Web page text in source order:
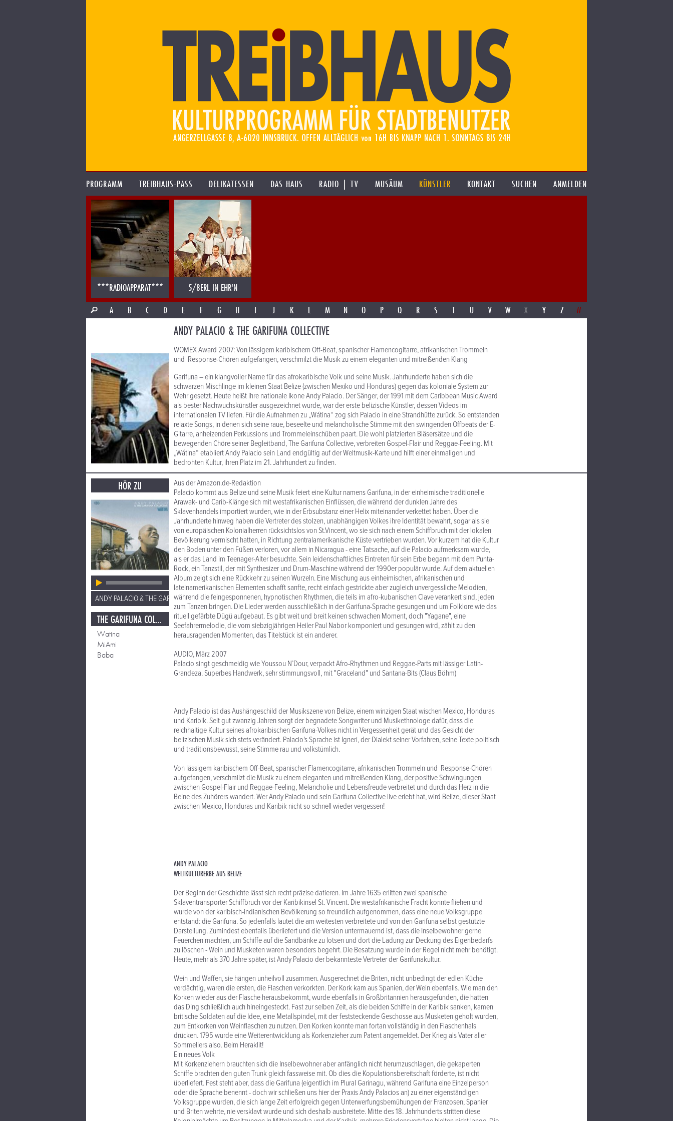
PROGRAMM TREIBHAUS-PASS DELIKATESSEN DAS HAUS RADIO | TV MUSÄUM KÜNSTLER KONTAKT SUCHEN ANMELDEN
***RADIOAPPARAT***
5/8ERL IN EHR'N
A
B C D E F G H I J K L M N O P Q R S T U V W X Y Z #
ANDY PALACIO & THE GARIFUNA COLLECTIVE
WOMEX Award 2007: Von lässigem karibischem Off-Beat, spanischer Flamencogitarre, afrikanischen Trommeln
und Response-Chören aufgefangen, verschmilzt die Musik zu einem eleganten und mitreißenden Klang
Garifuna – ein klangvoller Name für das afrokaribische Volk und seine Musik. Jahrhunderte haben sich die
schwarzen Mischlinge im kleinen Staat Belize (zwischen Mexiko und Honduras) gegen das koloniale System zur
Wehr gesetzt. Heute heißt ihre nationale Ikone Andy Palacio. Der Sänger, der 1991 mit dem Caribbean Music Award
als bester Nachwuchskünstler ausgezeichnet wurde, war der erste belizische Künstler, dessen Videos im
internationalen TV liefen. Für die Aufnahmen zu „Wátina“ zog sich Palacio in eine Strandhütte zurück. So entstanden
relaxte Songs, in denen sich seine raue, beseelte und melancholische Stimme mit den swingenden Offbeats der E-
Gitarre, anheizenden Perkussions und Trommeleinschüben paart. Die wohl platzierten Bläsersätze und die
bewegenden Chöre seiner Begleitband, The Garifuna Collective, verbreiten Gospel-Flair und Reggae-Feeling. Mit
„Wátina“ etabliert Andy Palacio sein Land endgültig auf der Weltmusik-Karte und hilft einer einmaligen und
bedrohten Kultur, ihren Platz im 21. Jahrhundert zu finden.
HÖR ZU
ANDY PALACIO & THE GARIFUNA COLLECTIVE
THE GARIFUNA COLLECTIVE
Watina
MiAmi
Baba
Aus der Amazon.de-Redaktion
Palacio kommt aus Belize und seine Musik feiert eine Kultur namens Garifuna, in der einheimische traditionelle
Arawak- und Carib-Klänge sich mit westafrikanischen Einflüssen, die während der dunklen Jahre des
Sklavenhandels importiert wurden, wie in der Erbsubstanz einer Helix miteinander verkettet haben. Über die
Jahrhunderte hinweg haben die Vertreter des stolzen, unabhängigen Volkes ihre Identität bewahrt, sogar als sie
von europäischen Kolonialherren rücksichtslos von St.Vincent, wo sie sich nach einem Schiffbruch mit der lokalen
Bevölkerung vermischt hatten, in Richtung zentralamerikanische Küste vertrieben wurden. Vor kurzem hat die Kultur
den Boden unter den Füßen verloren, vor allem in Nicaragua - eine Tatsache, auf die Palacio aufmerksam wurde,
als er das Land im Teenager-Alter besuchte. Sein leidenschaftliches Eintreten für sein Erbe begann mit dem Punta-
Rock, ein Tanzstil, der mit Synthesizer und Drum-Maschine während der 1990er populär wurde. Auf dem aktuellen
Album zeigt sich eine Rückkehr zu seinen Wurzeln. Eine Mischung aus einheimischen, afrikanischen und
lateinamerikanischen Elementen schafft sanfte, recht einfach gestrickte aber zugleich unvergessliche Melodien,
während die feingesponnenen, hypnotischen Rhythmen, die teils im afro-kubanischen Clave verankert sind, jeden
zum Tanzen bringen. Die Lieder werden ausschließlich in der Garifuna-Sprache gesungen und um Folklore wie das
rituell gefärbte Dügü aufgebaut. Es gibt weit und breit keinen schwachen Moment, doch "Yagane", eine
Seefahrermelodie, die vom siebzigjährigen Heiler Paul Nabor komponiert und gesungen wird, zählt zu den
herausragenden Momenten, das Titelstück ist ein anderer.
AUDIO, März 2007
Palacio singt geschmeidig wie Youssou N’Dour, verpackt Afro-Rhythmen und Reggae-Parts mit lässiger Latin-
Grandeza. Superbes Handwerk, sehr stimmungsvoll, mit "Graceland" und Santana-Bits (Claus Böhm)
Andy Palacio ist das Aushängeschild der Musikszene von Belize, einem winzigen Staat wischen Mexico, Honduras
und Karibik. Seit gut zwanzig Jahren sorgt der begnadete Songwriter und Musikethnologe dafür, dass die
reichhaltige Kultur seines afrokaribischen Garifuna-Volkes nicht in Vergessenheit gerät und das Gesicht der
belizischen Musik sich stets verändert. Palacio's Sprache ist Igneri, der Dialekt seiner Vorfahren, seine Texte politisch
und traditionsbewusst, seine Stimme rau und volkstümlich.
Von lässigem karibischem Off-Beat, spanischer Flamencogitarre, afrikanischen Trommeln und Response-Chören
aufgefangen, verschmilzt die Musik zu einem eleganten und mitreißenden Klang, der positive Schwingungen
zwischen Gospel-Flair und Reggae-Feeling, Melancholie und Lebensfreude verbreitet und durch das Herz in die
Beine des Zuhörers wandert. Wer Andy Palacio und sein Garifuna Collective live erlebt hat, wird Belize, dieser Staat
zwischen Mexico, Honduras und Karibik nicht so schnell wieder vergessen!
ANDY PALACIO
WELTKULTURERBE AUS BELIZE
Der Beginn der Geschichte lässt sich recht präzise datieren. Im Jahre 1635 erlitten zwei spanische
Sklaventransporter Schiffbruch vor der Karibikinsel St. Vincent. Die westafrikanische Fracht konnte fliehen und
wurde von der karibisch-indianischen Bevölkerung so freundlich aufgenommen, dass eine neue Volksgruppe
entstand: die Garifuna. So jedenfalls lautet die am weitesten verbreitete und von den Garifuna selbst gestützte
Darstellung. Zumindest ebenfalls überliefert und die Version untermauernd ist, dass die Inselbewohner gerne
Feuerchen machten, um Schiffe auf die Sandbänke zu lotsen und dort die Ladung zur Deckung des Eigenbedarfs
zu löschen - Wein und Musketen waren besonders begehrt. Die Besatzung wurde in der Regel nicht mehr benötigt.
Heute, mehr als 370 Jahre später, ist Andy Palacio der bekannteste Vertreter der Garifunakultur.
Wein und Waffen, sie hängen unheilvoll zusammen. Ausgerechnet die Briten, nicht unbedingt der edlen Küche
verdächtig, waren die ersten, die Flaschen verkorkten. Der Kork kam aus Spanien, der Wein ebenfalls. Wie man den
Korken wieder aus der Flasche herausbekommt, wurde ebenfalls in Großbritannien herausgefunden, die hatten
das Ding schließlich auch hineingesteckt. Fast zur selben Zeit, als die beiden Schiffe in der Karibik sanken, kamen
britische Soldaten auf die Idee, eine Metallspindel, mit der feststeckende Geschosse aus Musketen geholt wurden,
zum Entkorken von Weinflaschen zu nutzen. Den Korken konnte man fortan vollständig in den Flaschenhals
drücken. 1795 wurde eine Weiterentwicklung als Korkenzieher zum Patent angemeldet. Der Krieg als Vater aller
Sommeliers also. Beim Heraklit!
Ein neues Volk
Mit Korkenziehern brauchten sich die Inselbewohner aber anfänglich nicht herumzuschlagen, die gekaperten
Schiffe brachten den guten Trunk gleich fassweise mit. Ob dies die Kopulationsbereitschaft förderte, ist nicht
überliefert. Fest steht aber, dass die Garifuna (eigentlich im Plural Garinagu, während Garifuna eine Einzelperson
oder die Sprache benennt - doch wir schließen uns hier der Praxis Andy Palacios an) zu einer eigenständigen
Volksgruppe wurden, die sich lange Zeit erfolgreich gegen Unterwerfungsbemühungen der Franzosen, Spanier
und Briten wehrte, nie versklavt wurde und sich deshalb ausbreitete. Mitte des 18. Jahrhunderts stritten diese